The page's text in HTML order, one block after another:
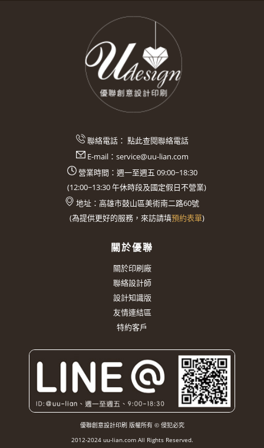
聯絡電話： 點此查閱聯絡電話
E-mail： service@uu-lian.com
營業時間：週一至週五 09:00~18:30
(12:00~13:30午休時段及國定假日不營業)
地址： 高雄市鼓山區美術南二路60號
(為提供更好的服務，來訪請填預約表單)
關於優聯
關於印刷廠
聯絡設計師
設計知識版
友情連結區
特約客戶
優聯創意設計印刷 版權所有 © 侵犯必究
2012-2024 uu-lian.com All Rights Reserved.